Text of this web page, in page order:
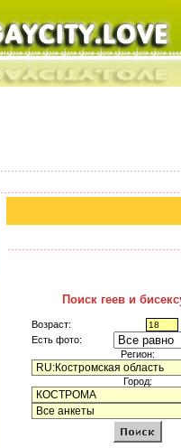
Поиск геев и
Возраст:
Есть фото:
Регион:
Город: